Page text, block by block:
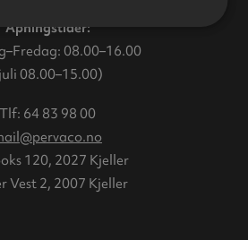
Åpningstider:
08.00–16.00
08.00–15.00)
Tlf: 64 83 98 00
120, 2027 Kjeller
Vest 2, 2007 Kjeller